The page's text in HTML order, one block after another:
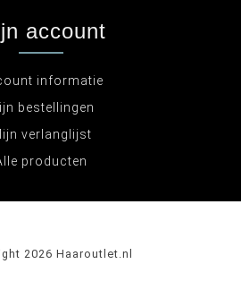
account
informatie
bestellingen
verlanglijst
producten
2026 Haaroutlet.nl